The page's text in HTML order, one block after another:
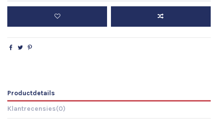
Productdetails
Klantrecensies(0)